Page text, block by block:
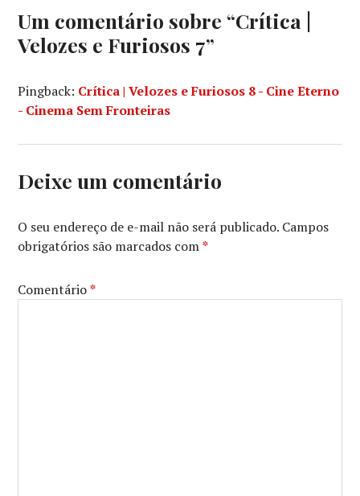
WALKER
VIN
DIESEL
Um comentário sobre “Crítica |
Velozes e Furiosos 7”
Pingback: Crítica | Velozes e Furiosos 8 - Cine Eterno
- Cinema Sem Fronteiras
Deixe um comentário
O seu endereço de e-mail não será publicado. Campos
obrigatórios são marcados com*
Comentário*